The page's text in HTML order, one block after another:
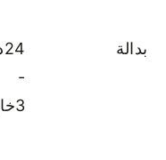
بدالة
-
3خارجي